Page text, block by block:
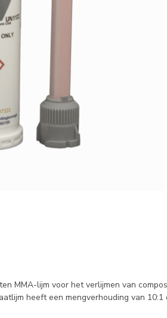
MMA-lijm voor het verlijmen van
heeft een mengverhouding van 10:1